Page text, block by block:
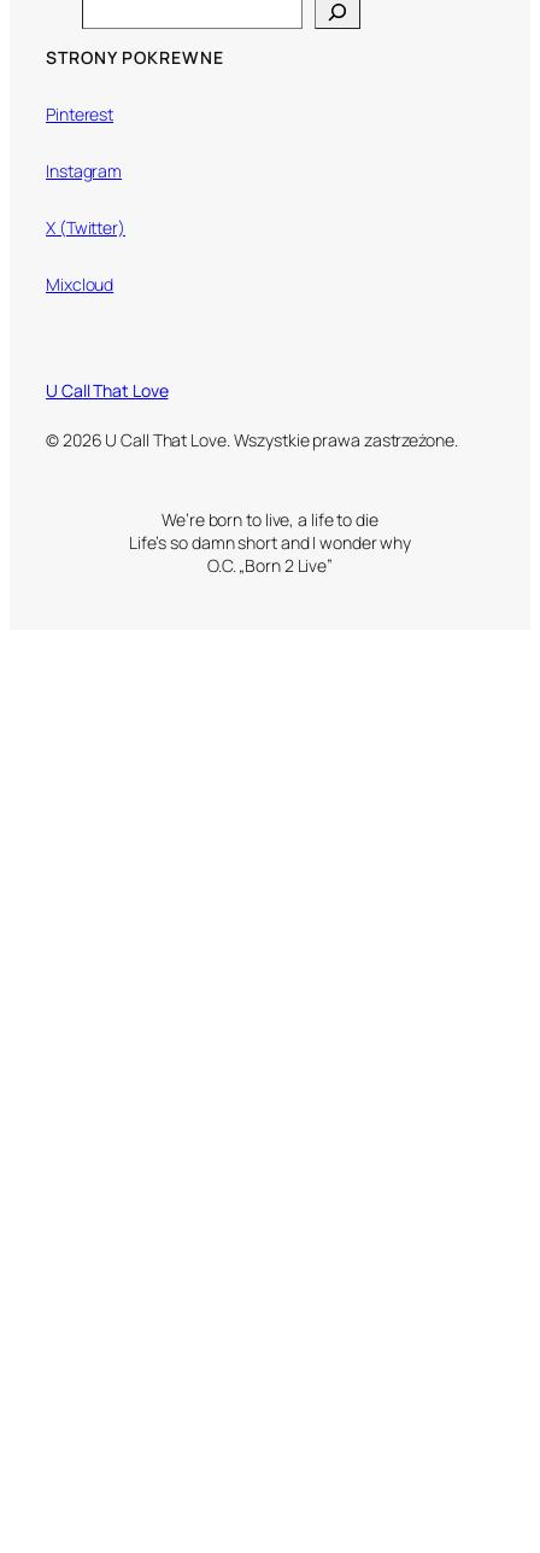
STRONY POKREWNE
Pinterest
Instagram
X (Twitter)
Mixcloud
U Call That Love
© 2026 U Call That Love. Wszystkie prawa zastrzeżone.
We’re born to live, a life to die
Life’s so damn short and I wonder why
O.C. „Born 2 Live”